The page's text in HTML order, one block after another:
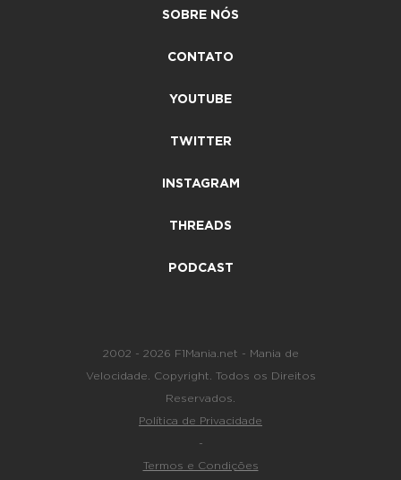
SOBRE NÓS
CONTATO
YOUTUBE
TWITTER
INSTAGRAM
THREADS
PODCAST
2002 - 2026 F1Mania.net - Mania de
Velocidade. Copyright. Todos os Direitos
Reservados.
Política de Privacidade
-
Termos e Condições